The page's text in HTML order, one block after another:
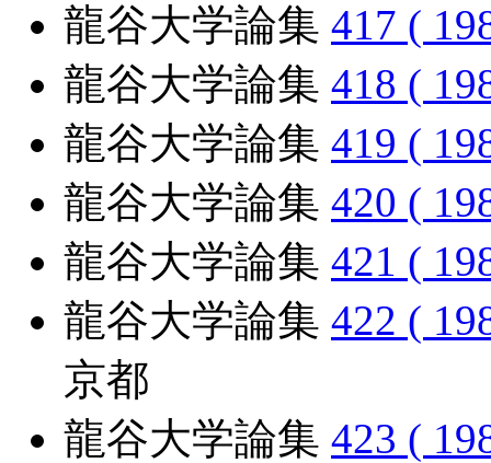
龍谷大学論集 417 (
龍谷大学論集 418 (
龍谷大学論集 419 (
龍谷大学論集 420 (
龍谷大学論集 421 (
龍谷大学論集 422 (
京都
龍谷大学論集 423 (